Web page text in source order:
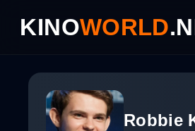
contentKINOWORLD
Robbie